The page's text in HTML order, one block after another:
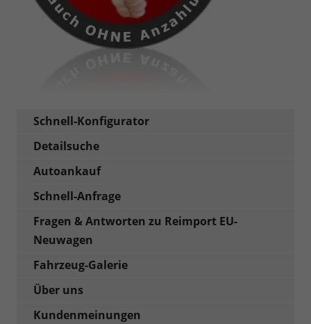
Schnell-Konfigurator
Detailsuche
Autoankauf
Schnell-Anfrage
Fragen & Antworten zu Reimport EU-
Neuwagen
Fahrzeug-Galerie
Über uns
Kundenmeinungen